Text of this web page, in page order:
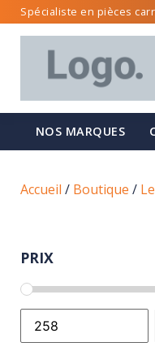
Spécialiste en pièces
NOS MARQUES
Accueil / Boutique /
PRIX